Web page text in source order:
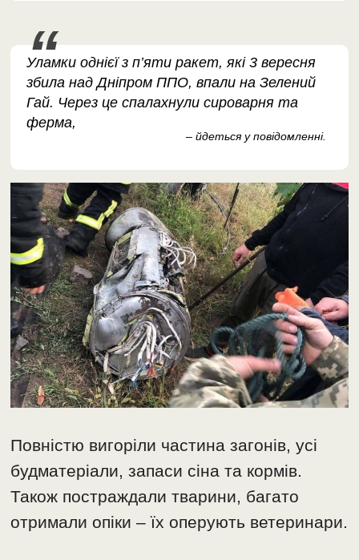
Уламки однієї з п’яти ракет, які 3 вересня
збила над Дніпром ППО, впали на Зелений
Гай. Через це спалахнули сироварня та
ферма,
– йдеться у повідомленні.
Повністю вигоріли частина загонів, усі
будматеріали, запаси сіна та кормів.
Також постраждали тварини, багато
отримали опіки – їх оперують ветеринари.